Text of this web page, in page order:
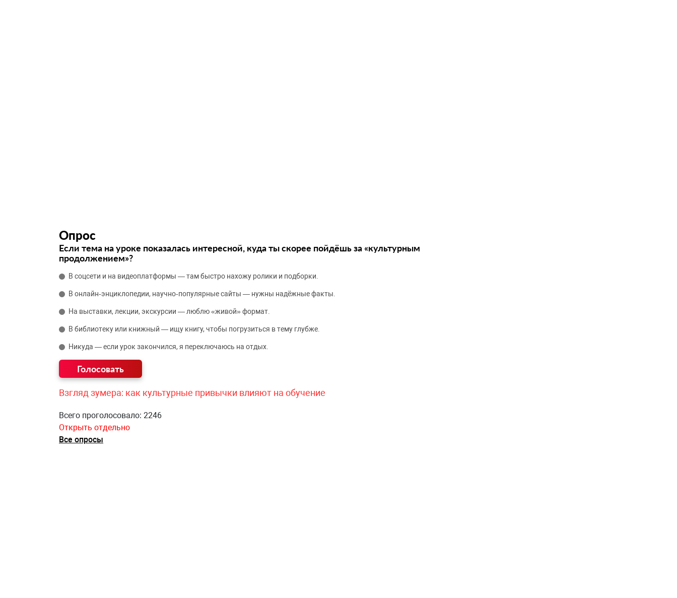
Опрос
Если тема на уроке показалась интересной, куда ты скорее пойдёшь за «культурным
продолжением»?
В соцсети и на видеоплатформы — там быстро нахожу ролики и подборки.
В онлайн‑энциклопедии, научно‑популярные сайты — нужны надёжные факты.
На выставки, лекции, экскурсии — люблю «живой» формат.
В библиотеку или книжный — ищу книгу, чтобы погрузиться в тему глубже.
Никуда — если урок закончился, я переключаюсь на отдых.
Взгляд зумера: как культурные привычки влияют на обучение
Всего проголосовало: 2246
Открыть отдельно
Все опросы